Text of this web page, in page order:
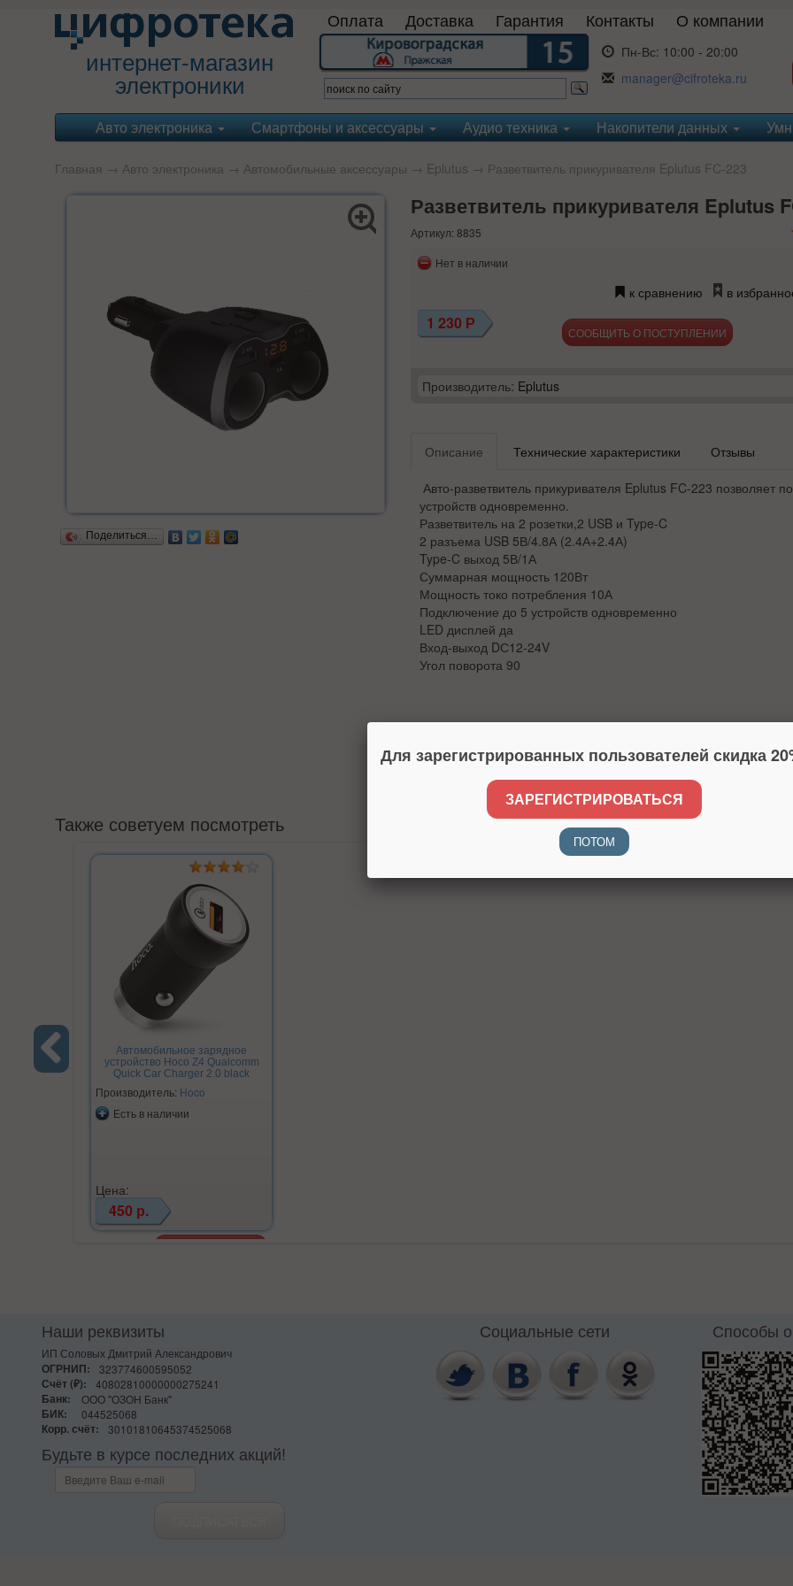
интернет-магазин
электроники
Оплата Доставка Гарантия Контакты О компании
Пн-Вс: 10:00 - 20:00
manager@cifroteka.ru
Авто электроника Смартфоны и аксессуары Аудио техника Накопители данных
Главная → Авто электроника → Автомобильные аксессуары → Eplutus → Разветвитель прикуривателя Eplutus FC-223
Поделиться…
Разветвитель прикуривателя Eplutus
Артикул: 8835
Нет в наличии
к сравнению в
1 230 Р СООБЩИТЬ О ПОСТУПЛЕНИИ
Производитель: Eplutus
Описание Технические характеристики Отзывы
Авто-разветвитель прикуривателя Eplutus FC-223 позволяет
устройств одновременно.
Разветвитель на 2 розетки,2 USB и Type-C
2 разъема USB 5В/4.8А (2.4А+2.4А)
Type-C выход 5В/1А
Суммарная мощность 120Вт
Мощность токо потребления 10А
Подключение до 5 устройств одновременно
LED дисплей да
Вход-выход DС12-24V
Угол поворота 90
Также советуем посмотреть
Автомобильное зарядное
устройство Hoco Z4 Qualcomm
Quick Car Charger 2.0 black
Производитель: Hoco
Есть в наличии
Цена:
450 р.
Наши реквизиты
ИП Соловых Дмитрий Александрович
ОГРНИП:
323774600595052
Счёт (₽):
40802810000000275241
Банк:
ООО "ОЗОН Банк"
БИК:
044525068
Корр. счёт:
30101810645374525068
Будьте в курсе последних акций!
Социальные сети Способы
Для зарегистрированных пользователей скидка
ЗАРЕГИСТРИРОВАТЬСЯ
ПОТОМ